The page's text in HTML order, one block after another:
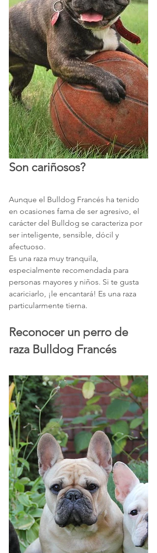
Son cariñosos?
Aunque el Bulldog Francés ha tenido
en ocasiones fama de ser agresivo, el
carácter del Bulldog se caracteriza por
ser inteligente, sensible, dócil y
afectuoso.
Es una raza muy tranquila,
especialmente recomendada para
personas mayores y niños. Si te gusta
acariciarlo, ¡le encantará! Es una raza
particularmente tierna.
Reconocer un perro de
raza Bulldog Francés